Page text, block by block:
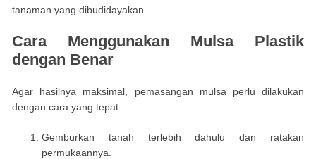
tanaman yang dibudidayakan.
Cara Menggunakan Mulsa Plastik
dengan Benar
Agar hasilnya maksimal, pemasangan mulsa perlu dilakukan
dengan cara yang tepat:
Gemburkan tanah terlebih dahulu dan ratakan
permukaannya.